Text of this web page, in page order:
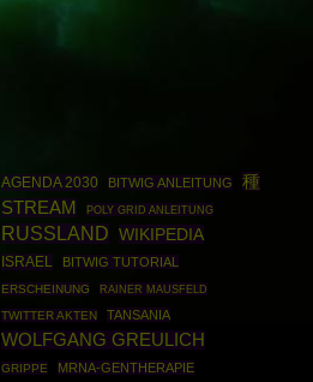
AGENDA 2030 BITWIG ANLEITUNG
種
STREAM
POLY GRID ANLEITUNG
RUSSLAND WIKIPEDIA
ISRAEL BITWIG TUTORIAL
ERSCHEINUNG
RAINER MAUSFELD
TWITTER AKTEN
TANSANIA
WOLFGANG GREULICH
GRIPPE
MRNA-GENTHERAPIE